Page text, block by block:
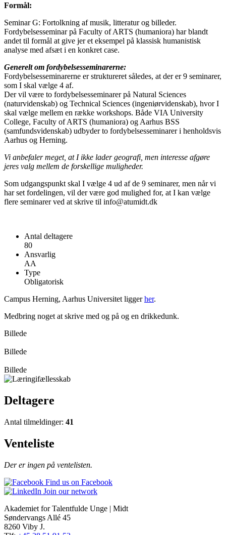
Formål:
Seminar G: Fortolkning af musik, litteratur og billeder.
Fordybelsesseminar på Faculty of ARTS (humaniora) har blandt
andet til formål at give jer et eksempel på klassisk humanistisk
analyse med afsæt i en konkret case.
Generelt om fordybelsesseminarerne:
Fordybelsesseminarerne er struktureret således, at der er 9 seminarer,
som I skal vælge 4 af.
Der vil være to fordybelsesseminarer på Natural Sciences
(naturvidenskab) og Technical Sciences (ingeniørvidenskab), hvor I
skal vælge mellem en række workshops. Både VIA University
College, Faculty of ARTS (humaniora) og Aarhus BSS
(samfundsvidenskab) udbyder to fordybelsesseminarer i henholdsvis
Aarhus og Herning.
Vi anbefaler meget, at I ikke lader geografi, men interesse afgøre
jeres valg mellem de forskellige muligheder.
Som udgangspunkt skal I vælge 4 ud af de 9 seminarer, men når vi
har set fordelingen, vil der være god mulighed for, at I kan vælge
flere seminarer ved at skrive til info@atumidt.dk
Antal deltagere
80
Ansvarlig
AA
Type
Obligatorisk
Campus Herning, Aarhus Universitet liggerher.
Medbring noget at skrive med og på og en drikkedunk.
Billede
Billede
Billede
Deltagere
Antal tilmeldinger: 41
Venteliste
Der er ingen på ventelisten.
Find us on Facebook
Join our network
Akademiet for Talentfulde Unge | Midt
Søndervangs Allé 45
8260 Viby J.